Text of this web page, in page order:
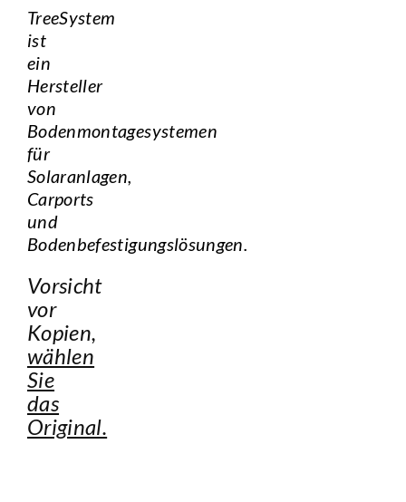
TreeSystem
ist
ein
Hersteller
von
Bodenmontagesystemen
für
Solaranlagen,
Carports
und
Bodenbefestigungslösungen.
Vorsicht
vor
Kopien,
wählen
Sie
das
Original.